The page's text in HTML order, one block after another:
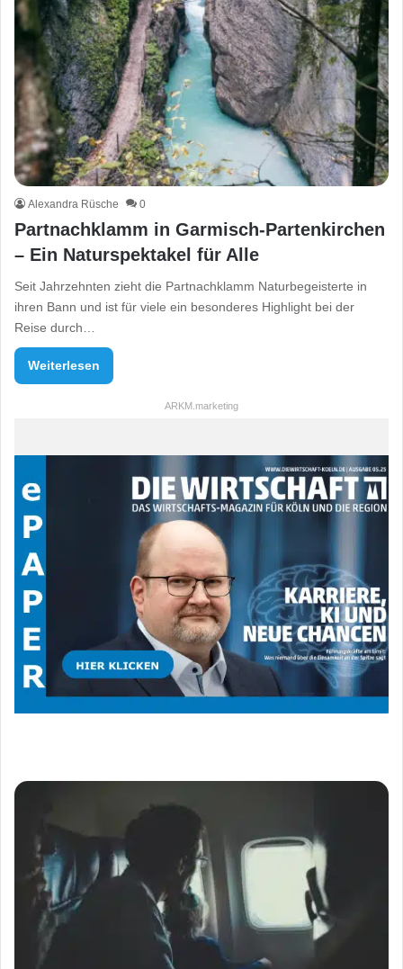
Alexandra Rüsche 0
Partnachklamm in Garmisch-Partenkirchen
– Ein Naturspektakel für Alle
Seit Jahrzehnten zieht die Partnachklamm Naturbegeisterte in
ihren Bann und ist für viele ein besonderes Highlight bei der
Reise durch…
Weiterlesen
ARKM.marketing